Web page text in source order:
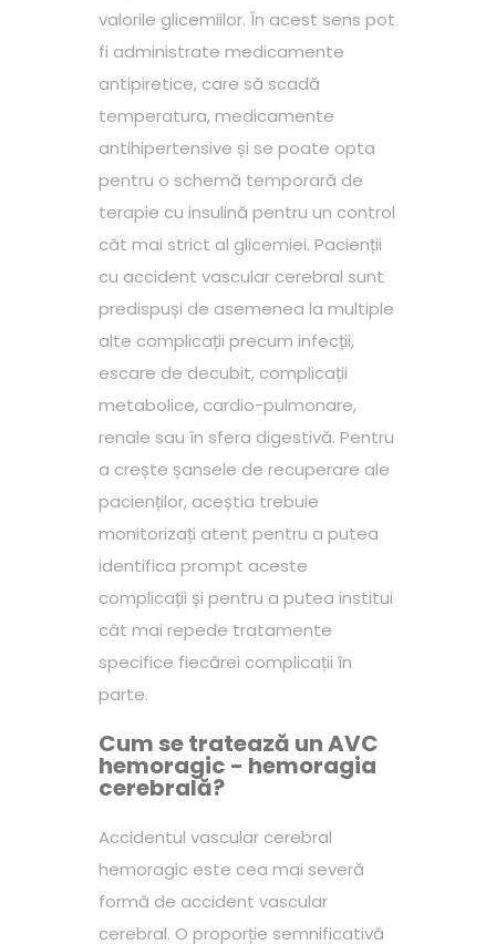
valorile glicemiilor. În acest sens pot
fi administrate medicamente
antipiretice, care să scadă
temperatura, medicamente
antihipertensive și se poate opta
pentru o schemă temporară de
terapie cu insulină pentru un control
cât mai strict al glicemiei. Pacienții
cu accident vascular cerebral sunt
predispuși de asemenea la multiple
alte complicații precum infecții,
escare de decubit, complicații
metabolice, cardio-pulmonare,
renale sau în sfera digestivă. Pentru
a crește șansele de recuperare ale
pacienților, aceștia trebuie
monitorizați atent pentru a putea
identifica prompt aceste
complicații și pentru a putea institui
cât mai repede tratamente
specifice fiecărei complicații în
parte.
Cum se tratează un AVC
hemoragic - hemoragia
cerebrală?
Accidentul vascular cerebral
hemoragic este cea mai severă
formă de accident vascular
cerebral. O proporție semnificativă